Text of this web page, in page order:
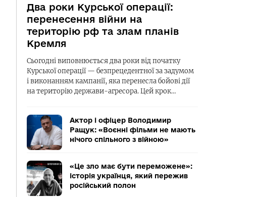
Два роки Курської операції:
перенесення війни на
територію рф та злам планів
Кремля
Сьогодні виповнюється два роки від початку
Курської операції — безпрецедентної за задумом
і виконанням кампанії, яка перенесла бойові дії
на територію держави-агресора. Цей крок…
Актор і офіцер Володимир
Ращук: «Воєнні фільми не мають
нічого спільного з війною»
«Це зло має бути переможене»:
історія українця, який пережив
російський полон